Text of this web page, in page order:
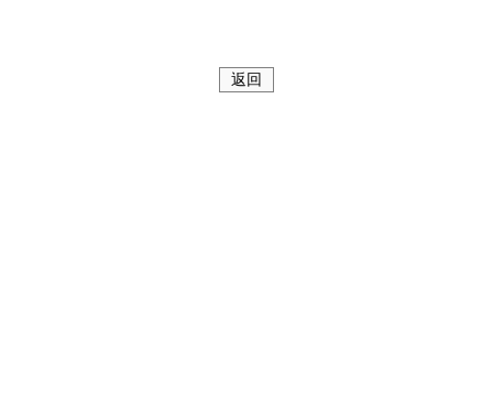
返回